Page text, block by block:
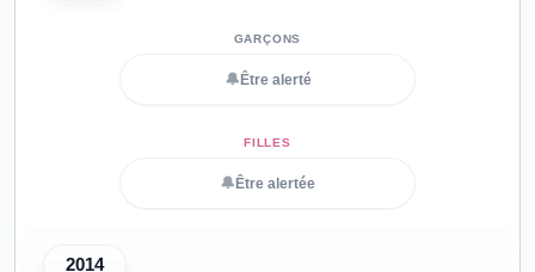
🔔 Être alerté
🔔 Être alertée
2014